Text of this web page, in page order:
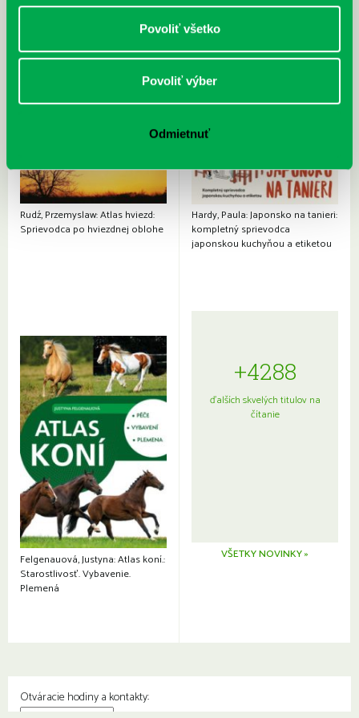
Povoliť všetko
Povoliť výber
Odmietnuť
Rudź, Przemyslaw: Atlas hviezd:
Sprievodca po hviezdnej oblohe
Hardy, Paula: Japonsko na tanieri:
kompletný sprievodca
japonskou kuchyňou a etiketou
Felgenauová, Justyna: Atlas koní.:
Starostlivosť. Vybavenie.
Plemená
+4288
ďalších skvelých titulov na
čítanie
VŠETKY NOVINKY »
Otváracie hodiny a kontakty: